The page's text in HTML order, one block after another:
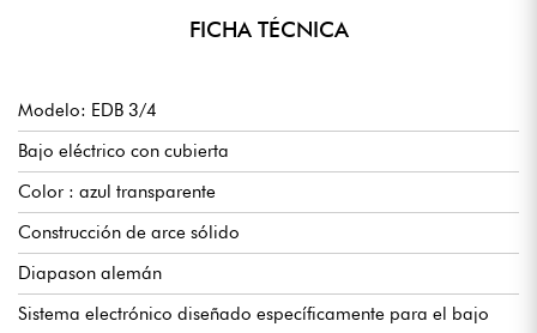
FICHA TÉCNICA
Modelo: EDB 3/4
Bajo eléctrico con cubierta
Color : azul transparente
Construcción de arce sólido
Diapason alemán
Sistema electrónico diseñado específicamente para el bajo